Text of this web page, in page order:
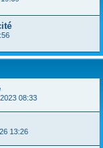
08:33
13:26